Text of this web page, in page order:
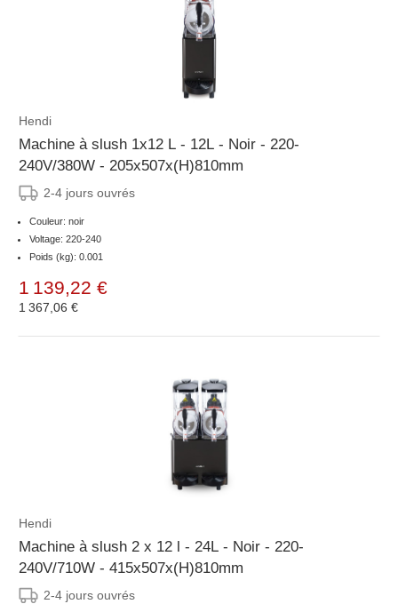
Hendi
Machine à slush 1x12 L - 12L - Noir - 220-
240V/380W - 205x507x(H)810mm
2-4 jours ouvrés
Couleur: noir
Voltage: 220-240
Poids (kg): 0.001
1 139,22 €
1 367,06 €
Hendi
Machine à slush 2 x 12 l - 24L - Noir - 220-
240V/710W - 415x507x(H)810mm
2-4 jours ouvrés